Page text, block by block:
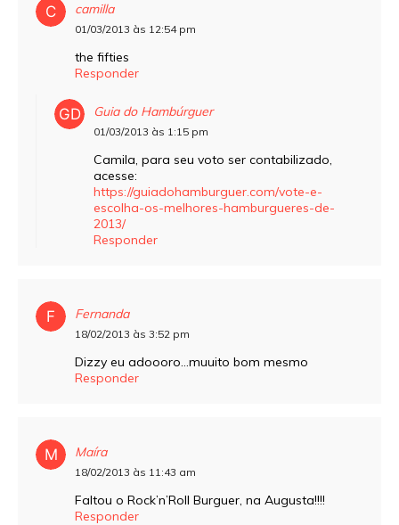
camilla
01/03/2013 às 12:54 pm
the fifties
Responder
Guia do Hambúrguer
01/03/2013 às 1:15 pm
Camila, para seu voto ser contabilizado,
acesse:
https://guiadohamburguer.com/vote-e-
escolha-os-melhores-hamburgueres-de-
2013/
Responder
Fernanda
18/02/2013 às 3:52 pm
Dizzy eu adoooro…muuito bom mesmo
Responder
Maíra
18/02/2013 às 11:43 am
Faltou o Rock’n’Roll Burguer, na Augusta!!!!
Responder